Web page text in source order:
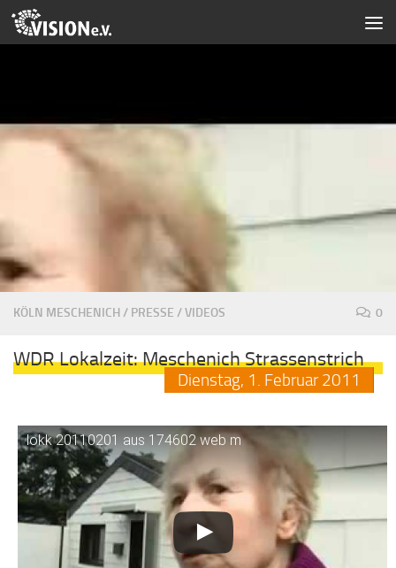
Zum Inhalt springen
KÖLN MESCHENICH/ PRESSE /VIDEOS 0
WDR Lokalzeit: Meschenich Strassenstrich
Dienstag, 1. Februar 2011
lokk 20110201 aus 174602 web m